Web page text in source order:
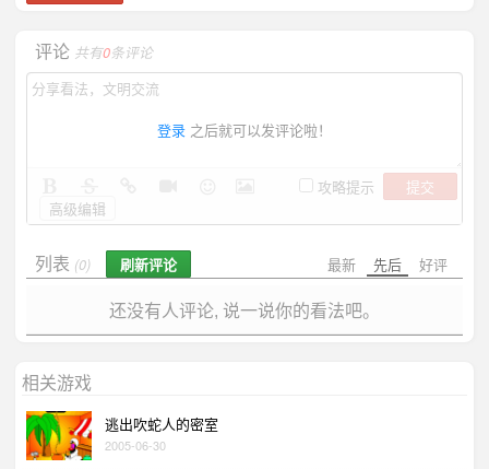
评论 共有0条评论
登录 之后就可以发评论啦！
攻略提示
提交
高级编辑
最新 先后 好评
列表 (0) 刷新评论
还没有人评论, 说一说你的看法吧。
相关游戏
逃出吹蛇人的密室
2005-06-30